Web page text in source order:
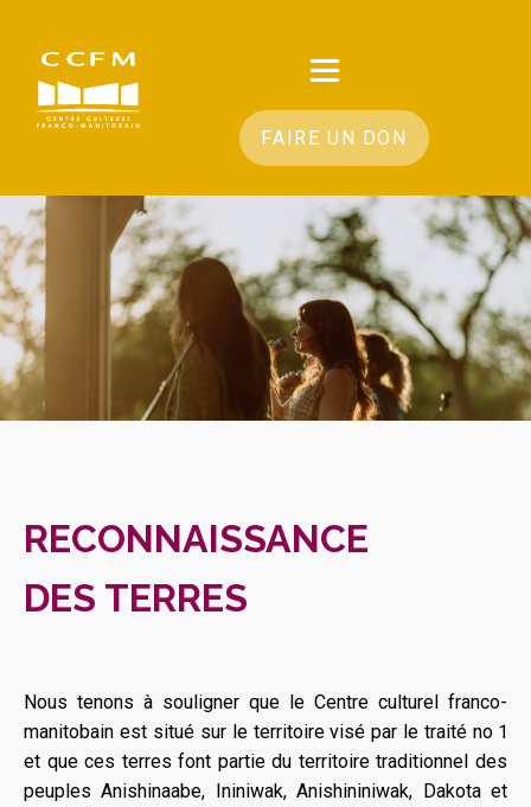
FAIRE UN DON
RECONNAISSANCE
DES TERRES
Nous tenons à souligner que le Centre culturel franco-
manitobain est situé sur le territoire visé par le traité no 1
et que ces terres font partie du territoire traditionnel des
peuples Anishinaabe, Ininiwak, Anishininiwak, Dakota et